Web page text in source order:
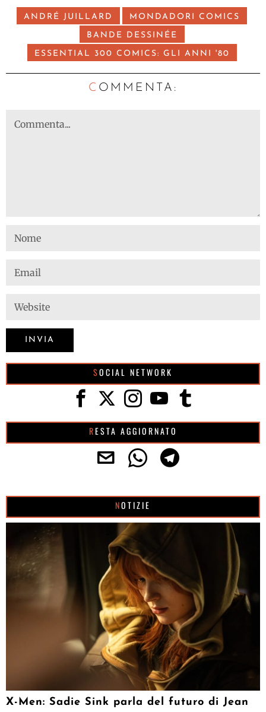
ANDRÉ JUILLARD MONDADORI COMICS
BANDE DESSINÉE
ESSENTIAL 300 COMICS: GLI ANNI '80
C OMMENTA:
SOCIAL NETWORK
RESTA AGGIORNATO
NOTIZIE
X-Men: Sadie Sink parla del futuro di Jean